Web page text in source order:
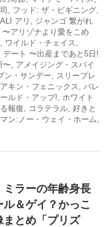
フッド: ザ・ビギニング
ALI アリ
ジャンゴ 繋がれ
アリゾナより愛をこめ
ワイルド・チェイス
デート 〜出産まであと5日!
〜
アメイジング・スパイ
ン・サンデー
スリープレ
キン・フェニックス
バレ
ルド・アップ!
ホワイト
報復 コラテラル 好きと
ン:ノー・ウェイ・ホーム
ミラーの年齢身長
＆ゲイ？かっこ
まとめ「プリズ